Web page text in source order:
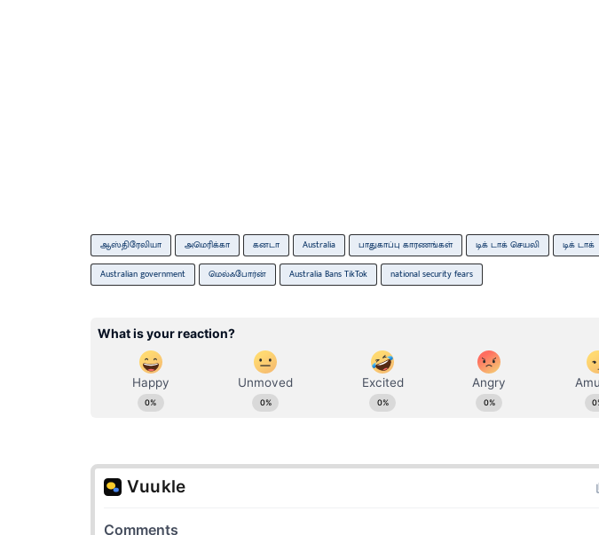
ஆஸ்திரேலியா அமெரிக்கா கனடா Australia பாதுகாப்பு காரணங்கள் டிக் டாக் செயலி டிக் டாக்
Australian government மெல்ஃபோர்ன் Australia Bans TikTok national security fears